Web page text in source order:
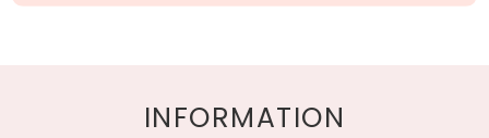
INFORMATION